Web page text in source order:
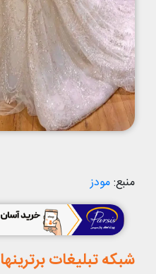
منبع:مودز
شبکه تبلیغات برترینها